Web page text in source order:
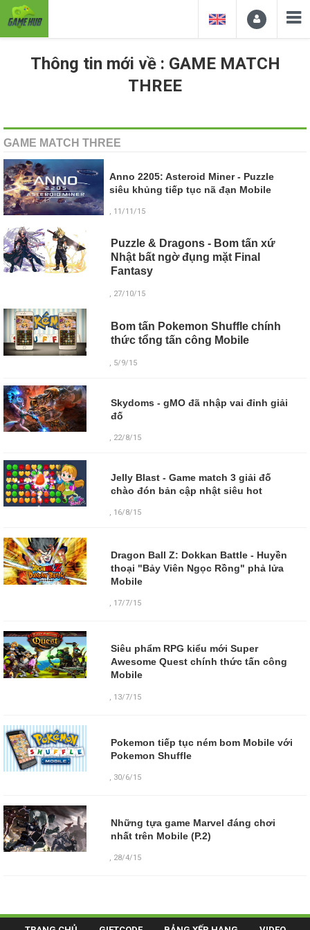
Thông tin mới về : GAME MATCH
THREE
GAME MATCH THREE
Anno 2205: Asteroid Miner - Puzzle
siêu khủng tiếp tục nã đạn Mobile
, 11/11/15
Puzzle & Dragons - Bom tấn xứ
Nhật bất ngờ đụng mặt Final
Fantasy
, 27/10/15
Bom tấn Pokemon Shuffle chính
thức tổng tấn công Mobile
, 5/9/15
Skydoms - gMO đã nhập vai đỉnh giải
đố
, 22/8/15
Jelly Blast - Game match 3 giải đố
chào đón bản cập nhật siêu hot
, 16/8/15
Dragon Ball Z: Dokkan Battle - Huyền
thoại "Bảy Viên Ngọc Rồng" phả lửa
Mobile
, 17/7/15
Siêu phẩm RPG kiểu mới Super
Awesome Quest chính thức tấn công
Mobile
13/7/15
Pokemon tiếp tục ném bom Mobile với
Pokemon Shuffle
, 30/6/15
Những tựa game Marvel đáng chơi
nhất trên Mobile (P.2)
, 28/4/15